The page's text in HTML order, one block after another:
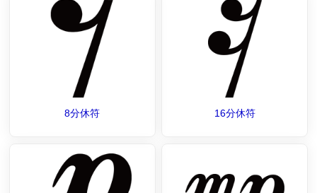
8分休符 16分休符